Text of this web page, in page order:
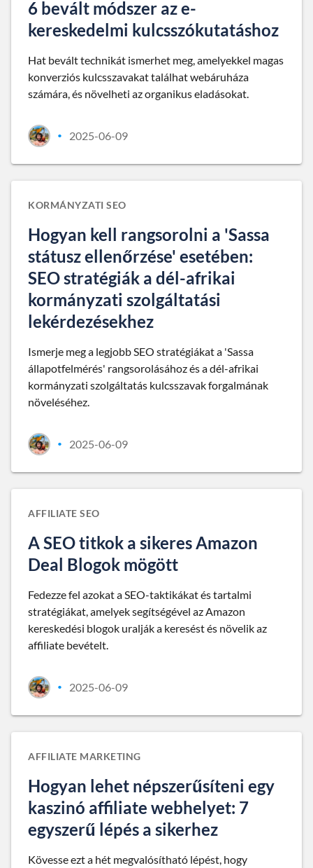
6 bevált módszer az e-
kereskedelmi kulcsszókutatáshoz
Hat bevált technikát ismerhet meg, amelyekkel magas
konverziós kulcsszavakat találhat webáruháza
számára, és növelheti az organikus eladásokat.
• 2025-06-09
KORMÁNYZATI SEO
Hogyan kell rangsorolni a 'Sassa
státusz ellenőrzése' esetében:
SEO stratégiák a dél-afrikai
kormányzati szolgáltatási
lekérdezésekhez
Ismerje meg a legjobb SEO stratégiákat a 'Sassa
állapotfelmérés' rangsorolásához és a dél-afrikai
kormányzati szolgáltatás kulcsszavak forgalmának
növeléséhez.
• 2025-06-09
AFFILIATE SEO
A SEO titkok a sikeres Amazon
Deal Blogok mögött
Fedezze fel azokat a SEO-taktikákat és tartalmi
stratégiákat, amelyek segítségével az Amazon
kereskedési blogok uralják a keresést és növelik az
affiliate bevételt.
• 2025-06-09
AFFILIATE MARKETING
Hogyan lehet népszerűsíteni egy
kaszinó affiliate webhelyet: 7
egyszerű lépés a sikerhez
Kövesse ezt a hét megvalósítható lépést, hogy